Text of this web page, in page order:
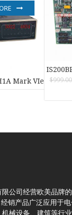
Mark VIe 风力涡
$999.00
公司经营欧美品牌的
销产品广泛应用于
械设备、建筑等行业